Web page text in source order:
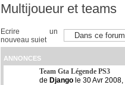
Multijoueur et teams
Ecrire un
nouveau sujet
ANNONCES
Team Gta Légende PS3
de Django le 30 Avr